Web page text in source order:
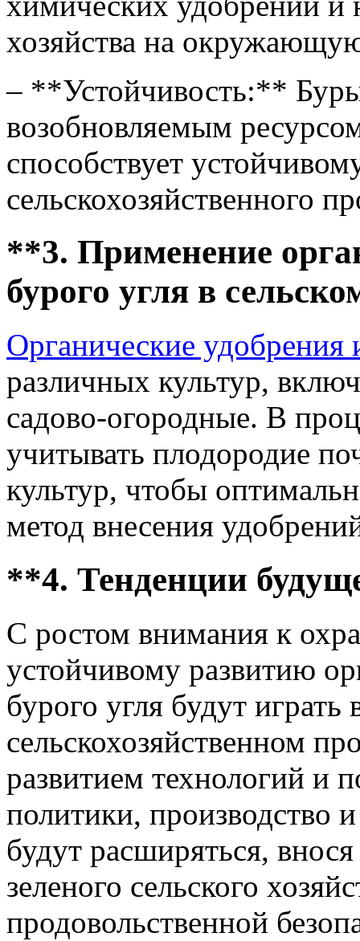
хозяйства на
– **Устойчивость:**
возобновляемым
способствует
сельскохозяйственного
**3. Применение
бурого угля в
Органические удобрения
различных культур,
садово-огородные. В
учитывать плодородие
культур, чтобы
метод внесения
**4. Тенденции
С ростом внимания к
устойчивому развитию
бурого угля будут
сельскохозяйственном
развитием технологий и
политики, производство
будут расширяться,
зеленого сельского
продовольственной